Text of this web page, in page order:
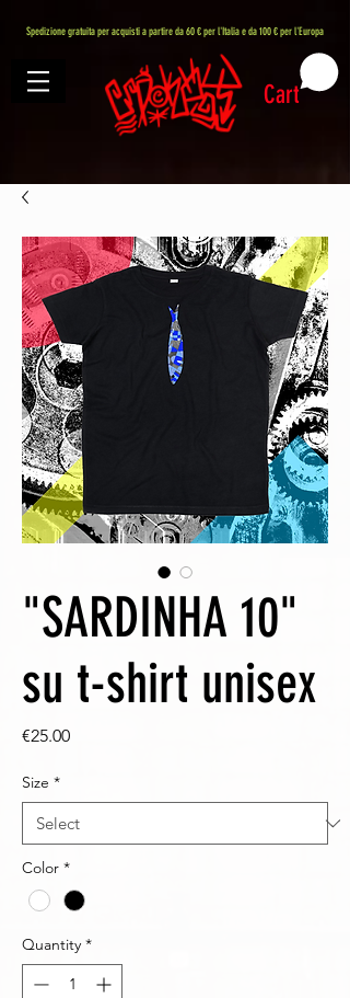
Spedizione gratuita per acquisti a partire da 60 € per l'Italia e da 100 € per l'Europa
Cart
"SARDINHA 10"
su t-shirt unisex
€25.00Price
Size *
Color *
Quantity *